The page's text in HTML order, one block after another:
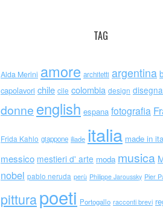
TAG
Alda Merini amore architetti argentina
capolavori chile cile colombia design
donne english espana fotografia
Frida Kahlo giappone iliade italia made in
messico mestieri d' arte moda musica
nobel pablo neruda perù Philippe Jaroussky Pier
pitturapoeti Portogallo racconti brevi